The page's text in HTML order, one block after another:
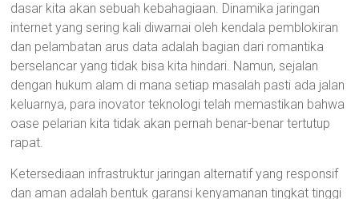
dasar kita akan sebuah kebahagiaan. Dinamika jaringan
internet yang sering kali diwarnai oleh kendala pemblokiran
dan pelambatan arus data adalah bagian dari romantika
berselancar yang tidak bisa kita hindari. Namun, sejalan
dengan hukum alam di mana setiap masalah pasti ada jalan
keluarnya, para inovator teknologi telah memastikan bahwa
oase pelarian kita tidak akan pernah benar-benar tertutup
rapat.
Ketersediaan infrastruktur jaringan alternatif yang responsif
dan aman adalah bentuk garansi kenyamanan tingkat tinggi